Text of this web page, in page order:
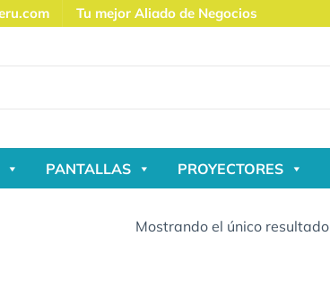
Tu mejor Aliado de Negocios
PANTALLAS PROYECTORES
Mostrando el único resultado